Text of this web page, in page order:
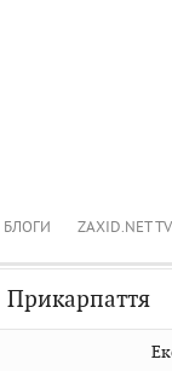
БЛОГИ ZAXID.NET TV
Прикарпаття